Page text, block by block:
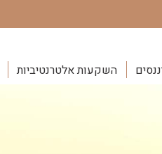
השקעות אלטרנטיביות